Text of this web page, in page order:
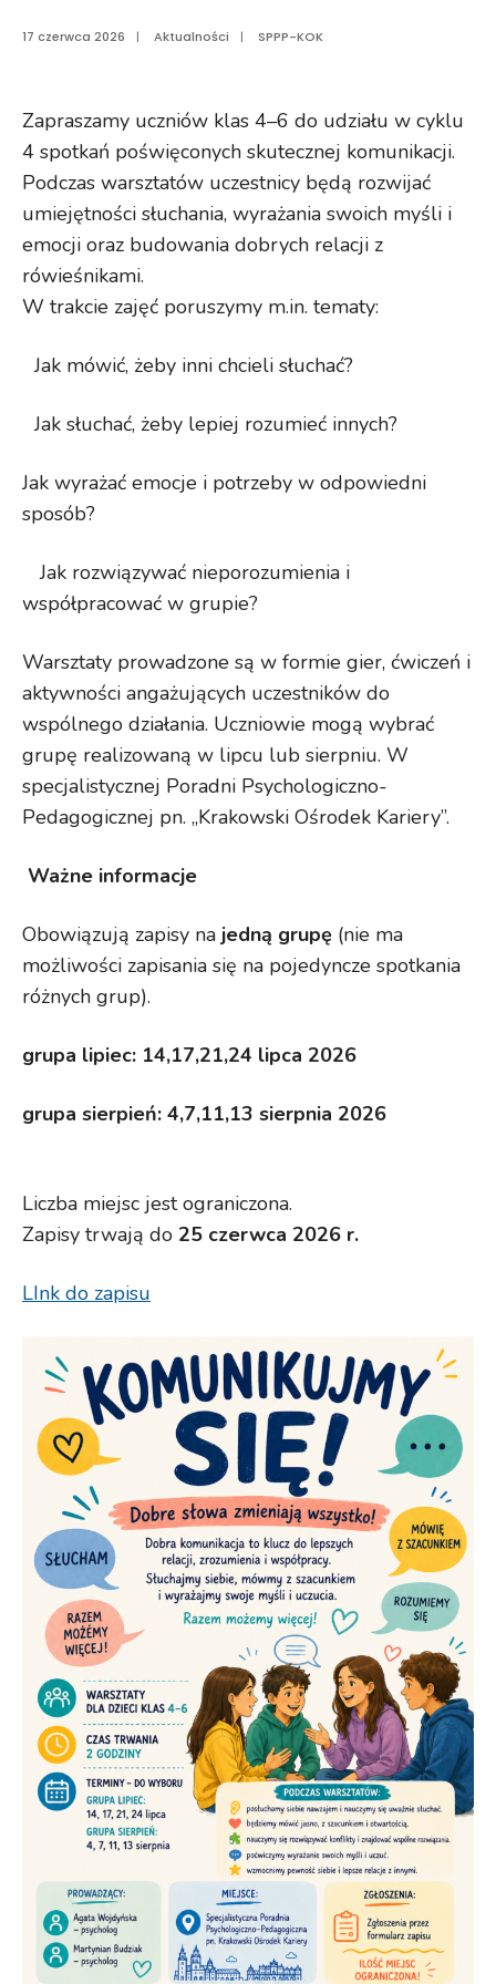
17 czerwca 2026 | Aktualności | SPPP-KOK
Zapraszamy uczniów klas 4–6 do udziału w cyklu
4 spotkań poświęconych skutecznej komunikacji.
Podczas warsztatów uczestnicy będą rozwijać
umiejętności słuchania, wyrażania swoich myśli i
emocji oraz budowania dobrych relacji z
rówieśnikami.
W trakcie zajęć poruszymy m.in. tematy:
Jak mówić, żeby inni chcieli słuchać?
Jak słuchać, żeby lepiej rozumieć innych?
Jak wyrażać emocje i potrzeby w odpowiedni
sposób?
Jak rozwiązywać nieporozumienia i
współpracować w grupie?
Warsztaty prowadzone są w formie gier, ćwiczeń i
aktywności angażujących uczestników do
wspólnego działania. Uczniowie mogą wybrać
grupę realizowaną w lipcu lub sierpniu. W
specjalistycznej Poradni Psychologiczno-
Pedagogicznej pn. „Krakowski Ośrodek Kariery”.
️ Ważne informacje
Obowiązują zapisy na jedną grupę (nie ma
możliwości zapisania się na pojedyncze spotkania
różnych grup).
grupa lipiec: 14,17,21,24 lipca 2026
grupa sierpień: 4,7,11,13 sierpnia 2026
Liczba miejsc jest ograniczona.
Zapisy trwają do 25 czerwca 2026 r.
LInk do zapisu